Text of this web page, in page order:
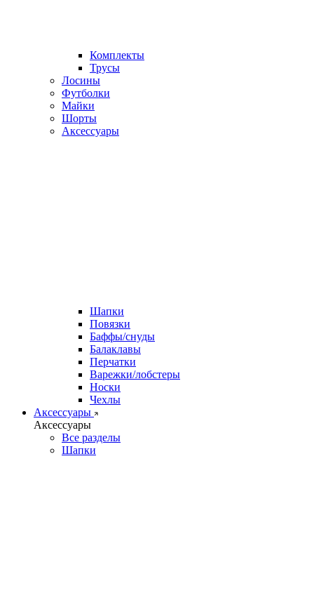
Комплекты
Трусы
Лосины
Футболки
Майки
Шорты
Аксессуары
Шапки
Повязки
Баффы/снуды
Балаклавы
Перчатки
Варежки/лобстеры
Носки
Чехлы
Аксессуары
Аксессуары
Все разделы
Шапки